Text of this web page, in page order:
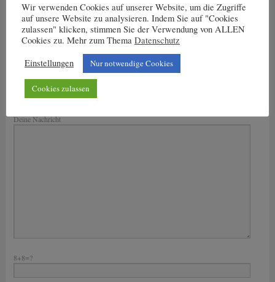
Nachricht an den Trainer
Deine E-Mail-Adresse
Deine Nachricht
8+8=?
Wir verwenden Cookies auf unserer Website, um die Zugriffe
auf unsere Website zu analysieren. Indem Sie auf "Cookies
zulassen" klicken, stimmen Sie der Verwendung von ALLEN
Cookies zu. Mehr zum Thema Datenschutz
Einstellungen
Nur notwendige Cookies
Cookies zulassen